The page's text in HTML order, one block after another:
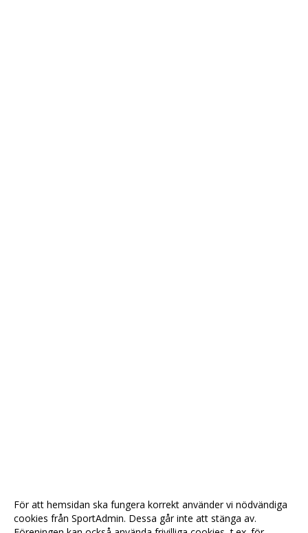
För att hemsidan ska fungera korrekt använder vi nödvändiga
cookies från SportAdmin. Dessa går inte att stänga av.